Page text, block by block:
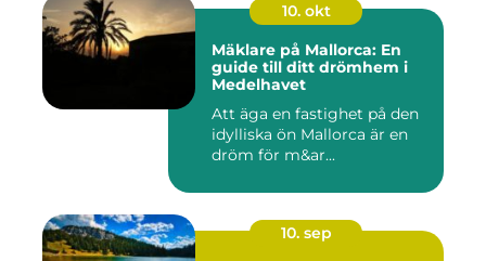
10. okt
Mäklare på Mallorca: En
guide till ditt drömhem i
Medelhavet
Att äga en fastighet på den
idylliska ön Mallorca är en
dröm för m&ar...
10. sep